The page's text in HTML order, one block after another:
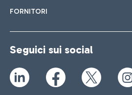
FORNITORI
Seguici sui social